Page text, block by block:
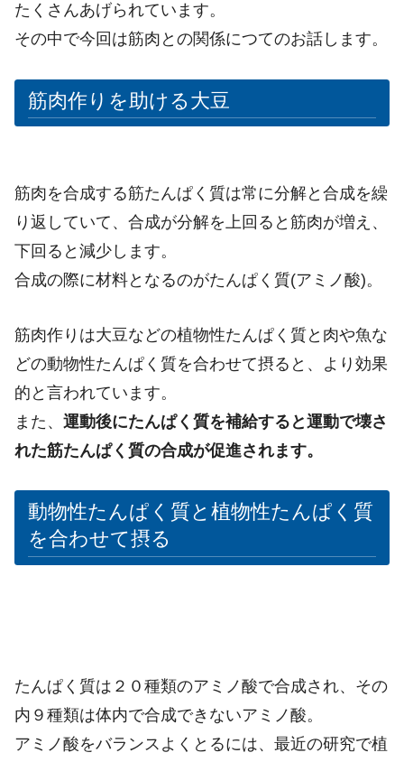
たくさんあげられています。
その中で今回は筋肉との関係につてのお話します。
筋肉作りを助ける大豆
筋肉を合成する筋たんぱく質は常に分解と合成を繰
り返していて、合成が分解を上回ると筋肉が増え、
下回ると減少します。
合成の際に材料となるのがたんぱく質(アミノ酸)。
筋肉作りは大豆などの植物性たんぱく質と肉や魚な
どの動物性たんぱく質を合わせて摂ると、より効果
的と言われています。
また、 運動後にたんぱく質を補給すると運動で壊さ
れた筋たんぱく質の合成が促進されます。
動物性たんぱく質と植物性たんぱく質
を合わせて摂る
たんぱく質は２０種類のアミノ酸で合成され、その
内９種類は体内で合成できないアミノ酸。
アミノ酸をバランスよくとるには、最近の研究で植